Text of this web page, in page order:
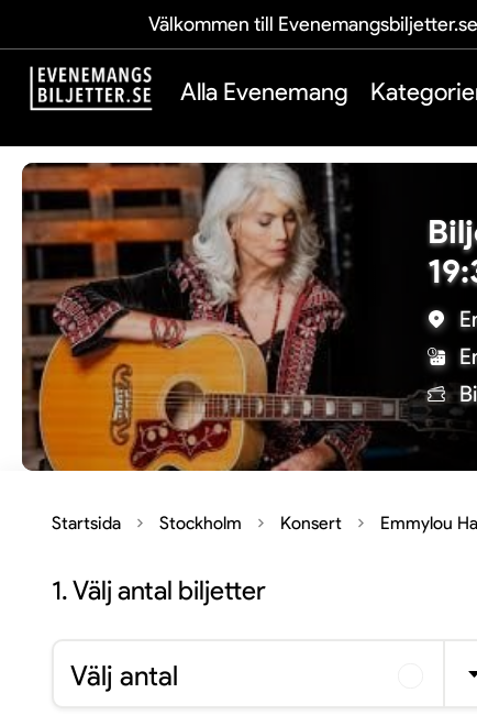
Välkommen till
Alla Evenemang
Startsida Stockholm Konsert Emmylou
1.Välj antal biljetter
Välj antal